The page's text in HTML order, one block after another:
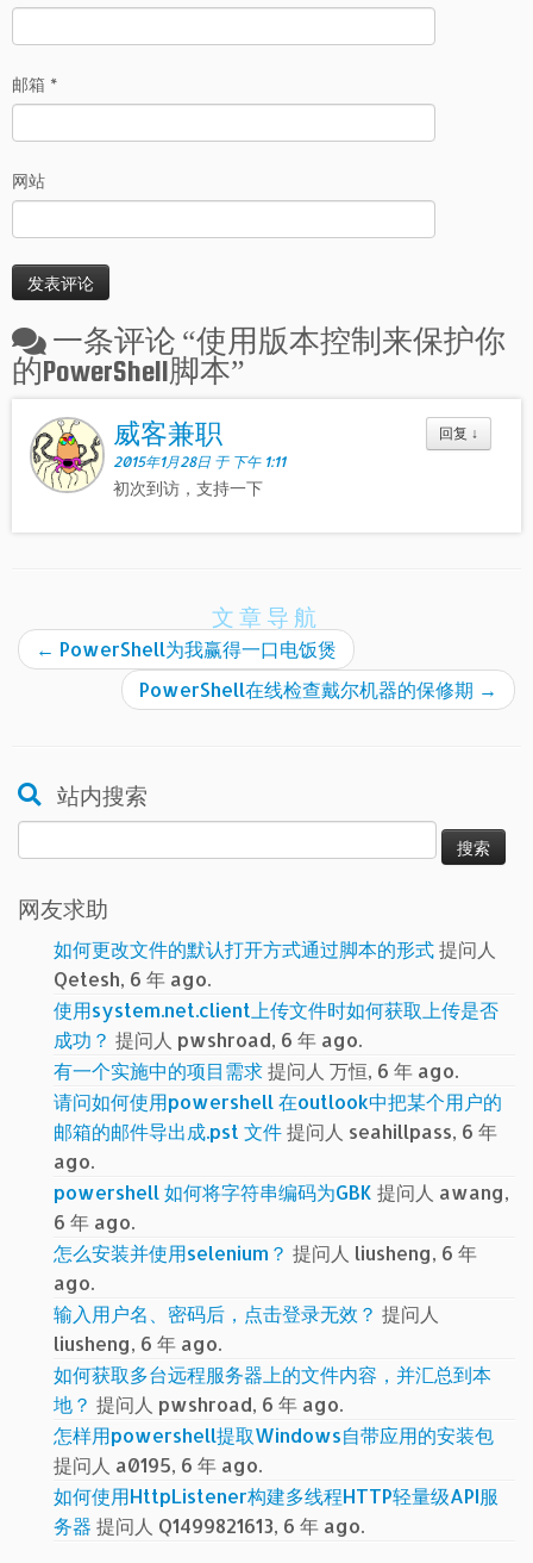
邮箱 *
网站
一条评论 “使用版本控制来保护你
的PowerShell脚本”
回复 ↓
威客兼职
2015年1月28日 于 下午 1:11
初次到访，支持一下
文章导航
← PowerShell为我赢得一口电饭煲
PowerShell在线检查戴尔机器的保修期 →
站内搜索
索：
网友求助
如何更改文件的默认打开方式通过脚本的形式提问人
Qetesh, 6 年 ago.
使用system.net.client上传文件时如何获取上传是否
成功？ 提问人 pwshroad, 6 年 ago.
有一个实施中的项目需求提问人 万恒, 6 年 ago.
请问如何使用powershell 在outlook中把某个用户的
邮箱的邮件导出成.pst 文件提问人 seahillpass, 6 年
ago.
powershell 如何将字符串编码为GBK 提问人 awang,
6 年 ago.
怎么安装并使用selenium？ 提问人 liusheng, 6 年
ago.
输入用户名、密码后，点击登录无效？ 提问人
liusheng, 6 年 ago.
如何获取多台远程服务器上的文件内容，并汇总到本
地？ 提问人 pwshroad, 6 年 ago.
怎样用powershell提取Windows自带应用的安装包
提问人 a0195, 6 年 ago.
如何使用HttpListener构建多线程HTTP轻量级API服
务器 提问人 Q1499821613, 6 年 ago.